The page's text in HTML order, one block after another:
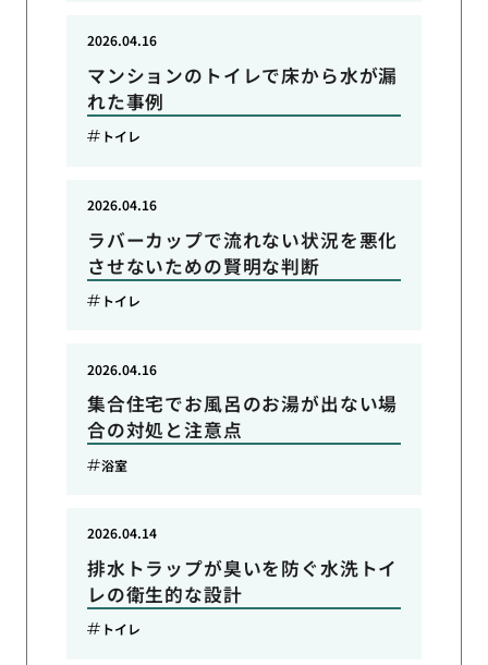
マンションのトイレで床から水が漏
れた事例
2026.04.16
トイレ
ラバーカップで流れない状況を悪化
させないための賢明な判断
2026.04.16
トイレ
集合住宅でお風呂のお湯が出ない場
合の対処と注意点
2026.04.16
浴室
排水トラップが臭いを防ぐ水洗トイ
レの衛生的な設計
2026.04.14
トイレ